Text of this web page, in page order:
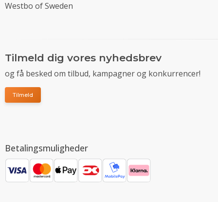
Westbo of Sweden
Tilmeld dig vores nyhedsbrev
og få besked om tilbud, kampagner og konkurrencer!
Tilmeld
Betalingsmuligheder